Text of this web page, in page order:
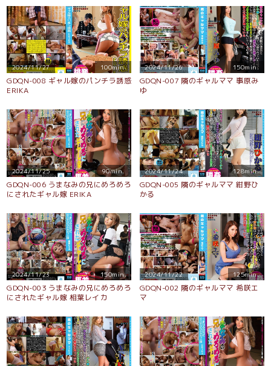
2024/11/27 100min.
GDQN-008 ギャル嫁のパンチラ誘惑
ERIKA
2024/11/26 150min.
GDQN-007 隣のギャルママ 事原み
ゆ
2024/11/25 90min.
GDQN-006 うまなみの兄にめろめろ
にされたギャル嫁 ERIKA
2024/11/24 128min.
GDQN-005 隣のギャルママ 紺野ひ
かる
2024/11/23 150min.
GDQN-003 うまなみの兄にめろめろ
にされたギャル嫁 相葉レイカ
2024/11/22 125min.
GDQN-002 隣のギャルママ 希咲エ
マ